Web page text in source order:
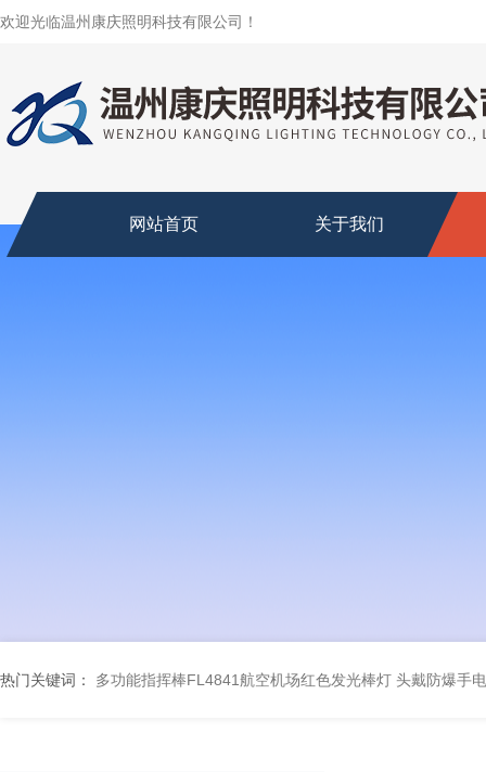
欢迎光临温州康庆照明科技有限公司！
网站首页 关于我们
热门关键词： 多功能指挥棒FL4841航空机场红色发光棒灯 头戴防爆手